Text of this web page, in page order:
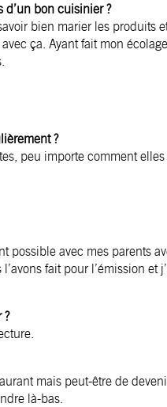
d’un bon cuisinier ?
bien marier les produits
ça. Ayant fait mon
?
peu importe comment elles
possible avec mes parents
fait pour l’émission et
?
mais peut-être de
là-bas.